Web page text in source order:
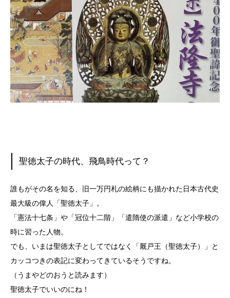
聖徳太子の時代、飛鳥時代って？
誰もがその名を知る、旧一万円札の絵柄にも描かれた日本古代史
最大級の偉人「聖徳太子」。
「憲法十七条」や「冠位十二階」「遣隋使の派遣」など小学校の
時に習った人物。
でも、いまは聖徳太子としてではなく「厩戸王（聖徳太子）」と
カッコつきの表記に変わってきているそうですね。
（うまやどのおうと読みます）
聖徳太子でいいのにね！